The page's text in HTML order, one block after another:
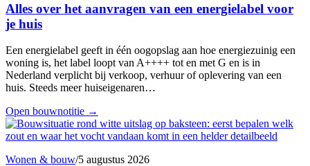
Alles over het aanvragen van een energielabel voor
je huis
Een energielabel geeft in één oogopslag aan hoe energiezuinig een
woning is, het label loopt van A++++ tot en met G en is in
Nederland verplicht bij verkoop, verhuur of oplevering van een
huis. Steeds meer huiseigenaren…
Open bouwnotitie →
Wonen & bouw/5 augustus 2026